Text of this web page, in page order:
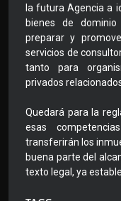
la futura Agencia a
bienes de
preparar y
servicios de
tanto para
privados
Quedará para la
esas
transferirán los
buena parte del
texto legal, ya